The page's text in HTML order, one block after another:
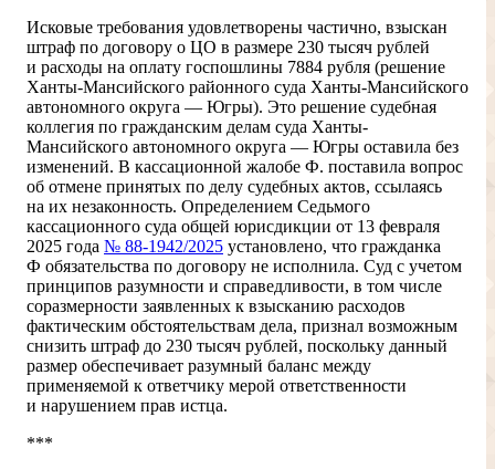
Исковые требования удовлетворены частично, взыскан
штраф по договору о ЦО в размере 230 тысяч рублей
и расходы на оплату госпошлины 7884 рубля (решение
Ханты-Мансийского районного суда Ханты-Мансийского
автономного округа — Югры). Это решение судебная
коллегия по гражданским делам суда Ханты-
Мансийского автономного округа — Югры оставила без
изменений. В кассационной жалобе Ф. поставила вопрос
об отмене принятых по делу судебных актов, ссылаясь
на их незаконность. Определением Седьмого
кассационного суда общей юрисдикции от 13 февраля
2025 года № 88-1942/2025 установлено, что гражданка
Ф обязательства по договору не исполнила. Суд с учетом
принципов разумности и справедливости, в том числе
соразмерности заявленных к взысканию расходов
фактическим обстоятельствам дела, признал возможным
снизить штраф до 230 тысяч рублей, поскольку данный
размер обеспечивает разумный баланс между
применяемой к ответчику мерой ответственности
и нарушением прав истца.
***